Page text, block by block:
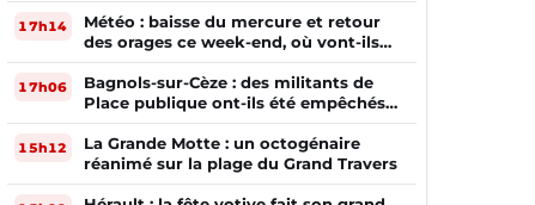
17h14
Météo : baisse du mercure et retour
des orages ce week-end, où vont-ils
frapper ?
17h06
Bagnols-sur-Cèze : des militants de
Place publique ont-ils été empêchés
de tracter par la mairie ?
15h12
La Grande Motte : un octogénaire
réanimé sur la plage du Grand Travers